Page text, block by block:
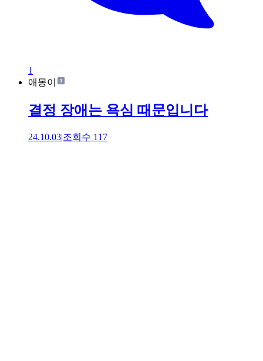
1
애몽이
결정 장애는 욕심 때문입니다
24.10.03|조회수 117